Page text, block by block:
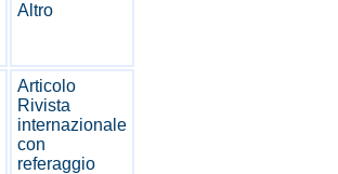
Altro
Articolo
Rivista
internazionale
con
referaggio